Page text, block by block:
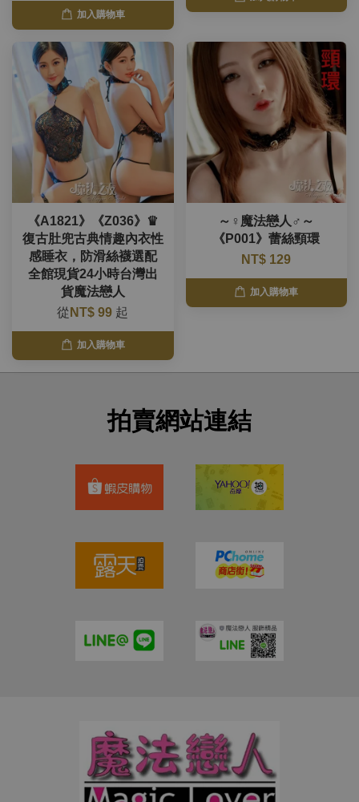
加入購物車
《A1821》《Z036》♛
復古肚兜古典情趣內衣性
感睡衣，防滑絲襪選配
全館現貨24小時台灣出
貨魔法戀人
從 NT$ 99 起
加入購物車
～♀魔法戀人♂～
《P001》蕾絲頸環
NT$ 129
加入購物車
拍賣網站連結